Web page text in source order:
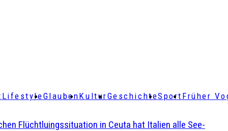
LifestyleGlaubenKulturGeschichteSport Früher
Flüchtluingssituation in Ceuta hat Italien alle See-